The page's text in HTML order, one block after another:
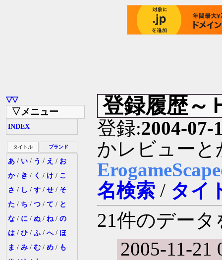
▽▽
▽メニュー
INDEX
タイトル ブランド
あ / い / う / え / お
か/ き / く / け / こ
さ / し / す / せ / そ
た / ち / つ / て / と
な / に / ぬ / ね/ の
は / ひ / ふ / へ/ ほ
ま / み / む / め / も
登録履歴～
登録:2004-07-
かレビューと
名検索 / タイ
21件のデー
2005-11-21